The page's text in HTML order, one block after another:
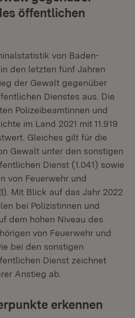
öffentlichen
von Baden-
den letzten fünf Jahren
der Gewalt gegenüber
Dienstes aus. Die
Polizeibeamtinnen und
im Land 2021 mit 11.919
Gleiches gilt für die
Gewalt unter den sonstigen
Dienst (1.041) sowie
von Feuerwehr und
Mit Blick auf das Jahr 2022
bei Polizistinnen und
dem hohen Niveau des
von Feuerwehr und
bei den sonstigen
Dienst zeichnet
Anstieg ab.
erkennen